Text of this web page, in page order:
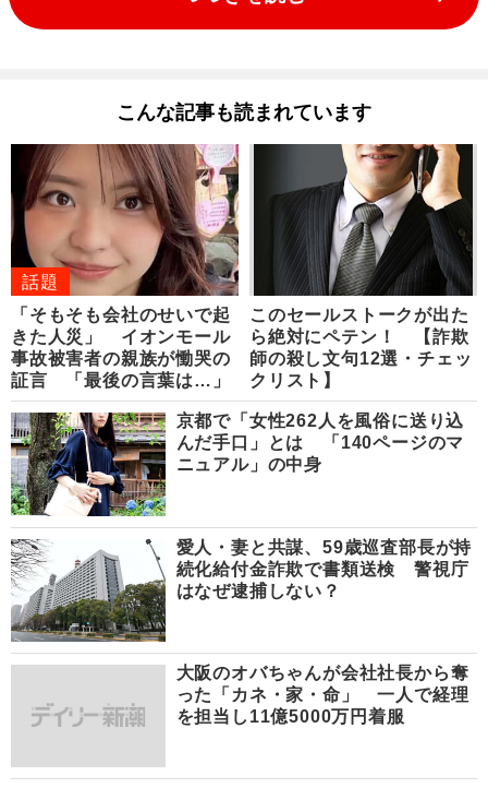
こんな記事も読まれています
話題
「そもそも会社のせいで起
きた人災」 イオンモール
事故被害者の親族が慟哭の
証言 「最後の言葉は…」
このセールストークが出た
ら絶対にペテン！ 【詐欺
師の殺し文句12選・チェッ
クリスト】
京都で「女性262人を風俗に送り込
んだ手口」とは 「140ページのマ
ニュアル」の中身
愛人・妻と共謀、59歳巡査部長が持
続化給付金詐欺で書類送検 警視庁
はなぜ逮捕しない？
大阪のオバちゃんが会社社長から奪
った「カネ・家・命」 一人で経理
を担当し11億5000万円着服